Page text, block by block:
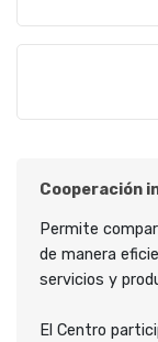
Cooperación
Permite
de manera
servicios y
El Centro